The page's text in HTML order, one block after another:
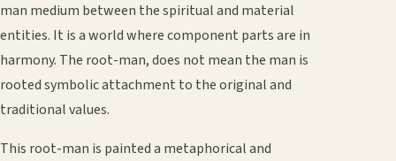
man medium between the spiritual and material
entities. It is a world where component parts are in
harmony. The root-man, does not mean the man is
rooted symbolic attachment to the original and
traditional values.
This root-man is painted a metaphorical and